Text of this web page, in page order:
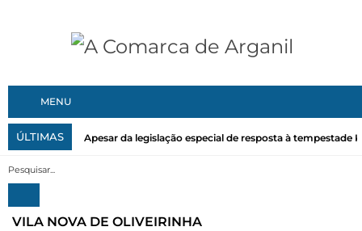
MENU
ÚLTIMAS Apesar da legislação especial de resposta à tempestade
VILA NOVA DE OLIVEIRINHA